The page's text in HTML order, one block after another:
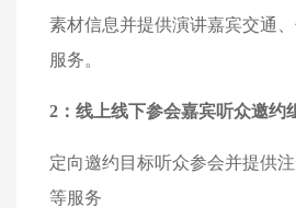
素材信息并提供演讲嘉宾交通
服务。
2：线上线下参会嘉宾听众邀约
定向邀约目标听众参会并提供
等服务